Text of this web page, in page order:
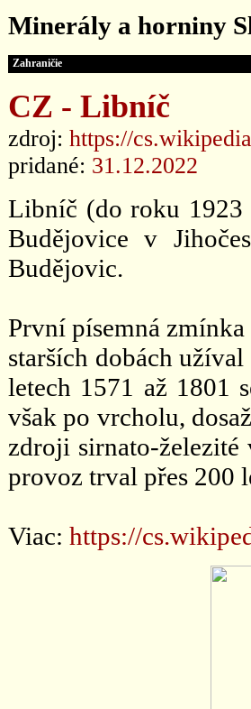
Minerály a horniny
Zahraničie
CZ - Libníč
zdroj: https://
pridané: 31.12.2022
Libníč (do roku 1923
Budějovice v
Budějovic.
První písemná
starších dobách
letech 1571 až 1801
však po vrcholu,
zdroji sirnato-
provoz trval přes 200
Viac: https://